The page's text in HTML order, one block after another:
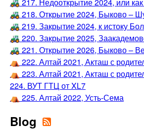
🚜 218. Открытие 2024, Быково –
🚜 219. Закрытие 2024, к истоку
🚜 220. Закрытие 2025,
🚜 221. Открытие 2026, Быково –
⛺️ 222. Алтай 2021, Акташ с
⛺️ 223. Алтай 2021, Акташ с
224. ВУТ ГТЦ от XL7
⛺️ 225. Алтай 2022, Усть-Сема
Blog